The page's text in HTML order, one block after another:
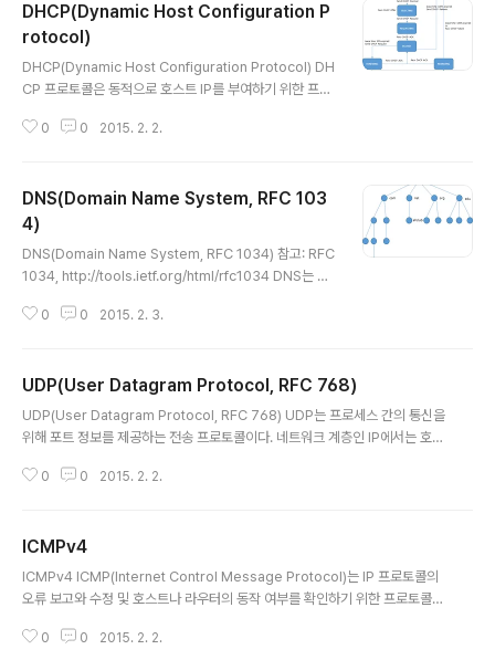
DHCP(Dynamic Host Configuration P
rotocol)
DHCP(Dynamic Host Configuration Protocol) DH
CP 프로토콜은 동적으로 호스트 IP를 부여하기 위한 프로
ki/Dynamic_Host_Configuration_Protocol RFC 2
메시지를 67번 포트를 사용하여 브로드캐스트한다. SELE
CTING: 선택 상태 DHCP Discover 메시지를 보낸 후
의 상태이다. 서버에서 DHCP Offer 메시지를 수신한다.
REQUESTING: 요청 상태 DHCP Request 메시지를
보낸 후의 상태이다...
0 0 2015. 2. 2.
DNS(Domain Name System, RFC 103
4)
DNS(Domain Name System, RFC 1034) 참고: RFC
1034, http://tools.ietf.org/html/rfc1034 DNS는 호
비스이다. 도메인 이름 공간 도메인 이름 공간은 계층적인
자열이다. 같은 부모 노드의 자식 노드들은 서로 다른 레이
블을 가질 수 있으며 이는 도메인 이름이 유일함을 보장한
다. 그리고 도메인 이름은 자신의 이름에서 점(.)을 추가하
노드의 완성한 이름(FQDN, Fully Qualified Domain N
0 0 2015. 2. 3.
UDP(User Datagram Protocol, RFC 768)
UDP(User Datagram Protocol, RFC 768) UDP는 프로세스 간의 통신을
위해 포트 정보를 제공하는 전송 프로토콜이다. 네트워크 계층인 IP에서는 호스
른 서비스를 제공하지 않기 때문에 프로토콜 헤더가 작아 최소한의 오버헤드만
프로토콜 스택 0~7 8~15 16~23 24~31 Source Port Destination Port
Length Checksum Source Port: 발신지 포트 Destination Port: 목적지
포트 Length: UDP 헤..
0 0 2015. 2. 2.
ICMPv4
ICMPv4 ICMP(Internet Control Message Protocol)는 IP 프로토콜의
오류 보고와 수정 및 호스트나 라우터의 동작 여부를 확인하기 위한 프로토콜이
발신지에게 ICMP를 보낸다. 또한 단편화 패킷이 주어진 시간안에 도착하지 못
0 0 2015. 2. 2.